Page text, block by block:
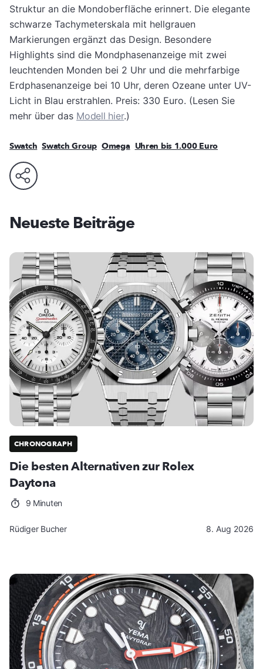
Struktur an die Mondoberfläche erinnert. Die elegante
schwarze Tachymeterskala mit hellgrauen
Markierungen ergänzt das Design. Besondere
Highlights sind die Mondphasenanzeige mit zwei
leuchtenden Monden bei 2 Uhr und die mehrfarbige
Erdphasenanzeige bei 10 Uhr, deren Ozeane unter UV-
Licht in Blau erstrahlen. Preis: 330 Euro. (Lesen Sie
mehr über das Modell hier.)
Swatch Swatch Group Omega Uhren bis 1.000 Euro
Neueste Beiträge
CHRONOGRAPH
Die besten Alternativen zur Rolex
Daytona
9 Minuten
Rüdiger Bucher 8. Aug 2026